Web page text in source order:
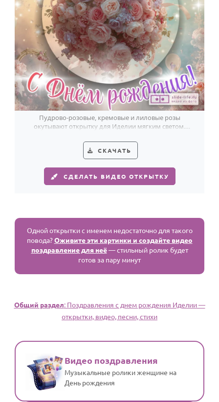
Пудрово-розовые, кремовые и лиловые розы
окутывают открытку для Иделии мягким светом.
СКАЧАТЬ
СДЕЛАТЬ ВИДЕО ОТКРЫТКУ
Одной открытки с именем недостаточно для такого
повода?Оживите эти картинки и создайте видео
поздравление для неё— стильный ролик будет
готов за пару минут
Общий раздел: Поздравления с днем рождения Иделии —
открытки, видео, песни, стихи
Видео поздравления
Музыкальные ролики женщине на
День рождения